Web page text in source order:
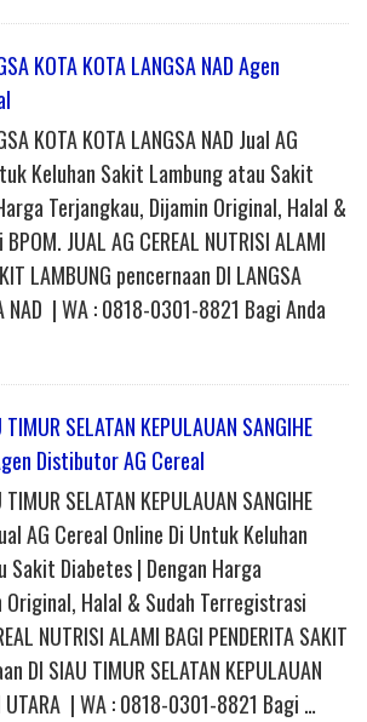
KOTA KOTA LANGSA NAD Agen
KOTA KOTA LANGSA NAD Jual AG
Keluhan Sakit Lambung atau Sakit
Terjangkau, Dijamin Original, Halal &
JUAL AG CEREAL NUTRISI ALAMI
LAMBUNG pencernaan DI LANGSA
NAD | WA : 0818-0301-8821 Bagi Anda
SELATAN KEPULAUAN SANGIHE
Distibutor AG Cereal
SELATAN KEPULAUAN SANGIHE
AG Cereal Online Di Untuk Keluhan
Sakit Diabetes | Dengan Harga
Original, Halal & Sudah Terregistrasi
NUTRISI ALAMI BAGI PENDERITA SAKIT
DI SIAU TIMUR SELATAN KEPULAUAN
UTARA | WA : 0818-0301-8821 Bagi …